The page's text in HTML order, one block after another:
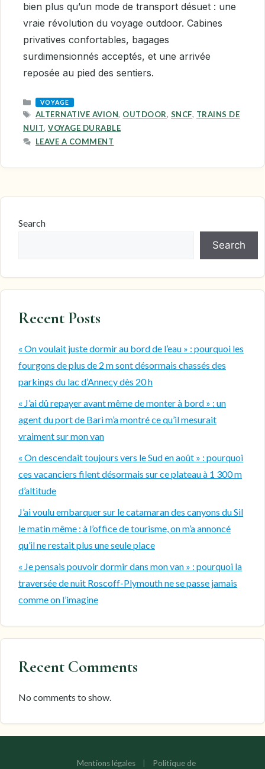
bien plus qu’un mode de transport désuet : une
vraie révolution du voyage outdoor. Cabines
privatives confortables, bagages
surdimensionnés acceptés, et une arrivée
reposée au pied des sentiers.
CATEGORIES
VOYAGE
TAGS
ALTERNATIVE AVION, OUTDOOR, SNCF, TRAINS DE
NUIT, VOYAGE DURABLE
LEAVE A COMMENT
Search
Search
Recent Posts
« On voulait juste dormir au bord de l’eau » : pourquoi les
fourgons de plus de 2 m sont désormais chassés des
parkings du lac d’Annecy dès 20 h
« J’ai dû repayer avant même de monter à bord » : un
agent du port de Bari m’a montré ce qu’il mesurait
vraiment sur mon van
« On descendait toujours vers le Sud en août » : pourquoi
ces vacanciers filent désormais sur ce plateau à 1 300 m
d’altitude
J’ai voulu embarquer sur le catamaran des canyons du Sil
le matin même : à l’office de tourisme, on m’a annoncé
qu’il ne restait plus une seule place
« Je pensais pouvoir dormir dans mon van » : pourquoi la
traversée de nuit Roscoff-Plymouth ne se passe jamais
comme on l’imagine
Recent Comments
No comments to show.
Mentions légales
Politique de